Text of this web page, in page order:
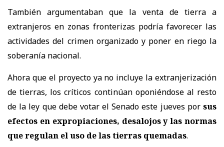
También argumentaban que la venta de tierra a
extranjeros en zonas fronterizas podría favorecer las
actividades del crimen organizado y poner en riego la
soberanía nacional.
Ahora que el proyecto ya no incluye la extranjerización
de tierras, los críticos continúan oponiéndose al resto
de la ley que debe votar el Senado este jueves por sus
efectos en expropiaciones, desalojos y las normas
que regulan el uso de las tierras quemadas.